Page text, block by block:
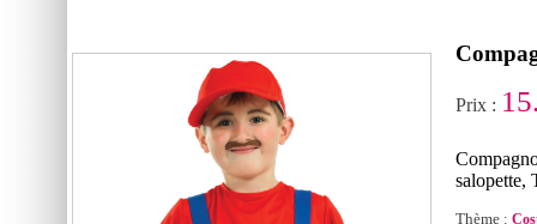
Prix :
salopette,
Thème :